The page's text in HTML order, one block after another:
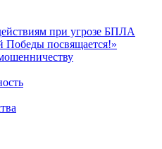
при угрозе БПЛА
Победы посвящается!»